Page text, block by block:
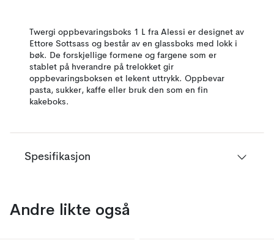
Twergi oppbevaringsboks 1 L fra Alessi er designet av
Ettore Sottsass og består av en glassboks med lokk i
bøk. De forskjellige formene og fargene som er
stablet på hverandre på trelokket gir
oppbevaringsboksen et lekent uttrykk. Oppbevar
pasta, sukker, kaffe eller bruk den som en fin
kakeboks.
Spesifikasjon
Andre likte også